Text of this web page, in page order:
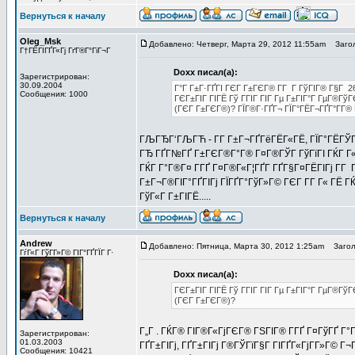
Вернуться к началу
Oleg_Msk
Г†ГЁГІГҐГ«Гј ГґГ®Г°ГіГ¬Г
Зарегистрирован:
30.09.2004
Сообщения: 1000
Добавлено: Четверг, Марта 29, 2012 11:55am
Doxx писал(а):
Г°Г Г±Г·ГҐГІ ГЄГ Г±ГЄГ® Г­Г Г ГўГІГ® Г§Г
ГЄГ±ГІГ ГІГЁ Гў ГГІГ ГІГ Гµ Г±ГІГ°Г
(ГЄГ Г±ГЄГ®)? ГЇГ®Г·ГҐГ¬ ГЇГ°ГЁГ¬ГҐГ°Г­Г®
ГЉГЂГ‘ГЉГЋ - Г­Г Г±Г¬ГҐГёГЁГ«ГЁ, ГЇГ°ГЁГЎГ
ГЂ ГҐГ№ГҐ Г±ГЄГ®Г°Г® Г¤Г®ГЎГ ГўГїГІ ГЌГ
ГЌГ Г°Г®Г¤ Г­ГҐ Г¤Г®Г«Г¦ГҐГ­ ГҐГ§Г¤ГЁГІГј
Г±Г¬Г®ГІГ°ГҐГІГј ГЇГҐГ°ГўГ»Г© ГЄГ Г­Г Г« ГЁ
ГўГ«Г Г±ГІГЁ.....
Вернуться к началу
Andrew
ГѓГ«Г ГўГ­Г»Г© ГІГ°ГҐГЇГ Г·
Зарегистрирован:
01.03.2003
Сообщения: 10421
Добавлено: Пятница, Марта 30, 2012 1:25am
Doxx писал(а):
ГЄГ±ГІГ ГІГЁ Гў ГГІГ ГІГ Гµ Г±ГІГ°Г
(ГЄГ Г±ГЄГ®)?
Г„Г . ГЌГ® ГІГ®Г«ГјГЄГ® ГЅГІГ® Г­ГҐ Г¤ГўГҐ
ГҐГ±ГІГј, ГҐГ±ГІГј Г®ГЎГїГ§Г ГІГҐГ«ГјГ­Г»Г©